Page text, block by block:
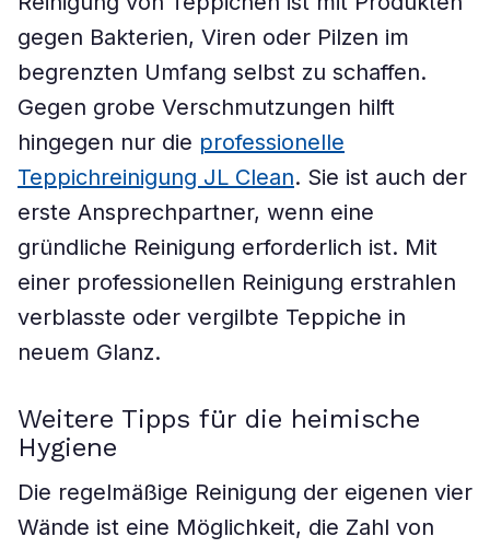
gegen Bakterien, Viren oder Pilzen im
begrenzten Umfang selbst zu schaffen.
Gegen grobe Verschmutzungen hilft
hingegen nur die professionelle
Teppichreinigung JL Clean. Sie ist auch der
erste Ansprechpartner, wenn eine
gründliche Reinigung erforderlich ist. Mit
einer professionellen Reinigung erstrahlen
verblasste oder vergilbte Teppiche in
neuem Glanz.
Weitere Tipps für die heimische
Hygiene
Die regelmäßige Reinigung der eigenen vier
Wände ist eine Möglichkeit, die Zahl von